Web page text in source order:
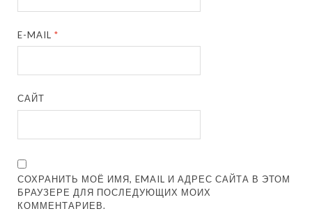
E-MAIL*
САЙТ
СОХРАНИТЬ МОЁ ИМЯ, EMAIL И АДРЕС САЙТА В ЭТОМ
БРАУЗЕРЕ ДЛЯ ПОСЛЕДУЮЩИХ МОИХ
КОММЕНТАРИЕВ.